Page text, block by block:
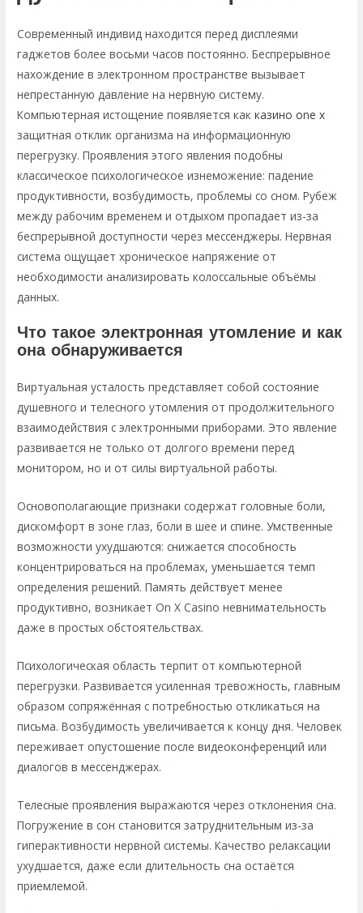
Современный индивид находится перед дисплеями
гаджетов более восьми часов постоянно. Беспрерывное
нахождение в электронном пространстве вызывает
непрестанную давление на нервную систему.
Компьютерная истощение появляется какказино one x
защитная отклик организма на информационную
перегрузку. Проявления этого явления подобны
классическое психологическое изнеможение: падение
продуктивности, возбудимость, проблемы со сном. Рубеж
между рабочим временем и отдыхом пропадает из-за
беспрерывной доступности через мессенджеры. Нервная
система ощущает хроническое напряжение от
необходимости анализировать колоссальные объёмы
данных.
Что такое электронная утомление и как
она обнаруживается
Виртуальная усталость представляет собой состояние
душевного и телесного утомления от продолжительного
взаимодействия с электронными приборами. Это явление
развивается не только от долгого времени перед
монитором, но и от силы виртуальной работы.
Основополагающие признаки содержат головные боли,
дискомфорт в зоне глаз, боли в шее и спине. Умственные
возможности ухудшаются: снижается способность
концентрироваться на проблемах, уменьшается темп
определения решений. Память действует менее
продуктивно, возникает On X Casino невнимательность
даже в простых обстоятельствах.
Психологическая область терпит от компьютерной
перегрузки. Развивается усиленная тревожность, главным
образом сопряжённая с потребностью откликаться на
письма. Возбудимость увеличивается к концу дня. Человек
переживает опустошение после видеоконференций или
диалогов в мессенджерах.
Телесные проявления выражаются через отклонения сна.
Погружение в сон становится затруднительным из-за
гиперактивности нервной системы. Качество релаксации
ухудшается, даже если длительность сна остаётся
приемлемой.